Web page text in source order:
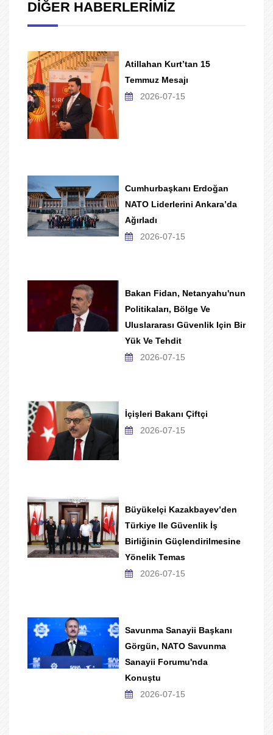
DİĞER HABERLERİMİZ
Atillahan Kurt’tan 15
Temmuz Mesajı
2026-07-15
Cumhurbaşkanı Erdoğan
NATO Liderlerini Ankara’da
Ağırladı
2026-07-15
Bakan Fidan, Netanyahu'nun
Politikaları, Bölge Ve
Uluslararası Güvenlik Için Bir
Yük Ve Tehdit
2026-07-15
İçişleri Bakanı Çiftçi
2026-07-15
Büyükelçi Kazakbayev’den
Türkiye Ile Güvenlik İş
Birliğinin Güçlendirilmesine
Yönelik Temas
2026-07-15
Savunma Sanayii Başkanı
Görgün, NATO Savunma
Sanayii Forumu'nda
Konuştu
2026-07-15